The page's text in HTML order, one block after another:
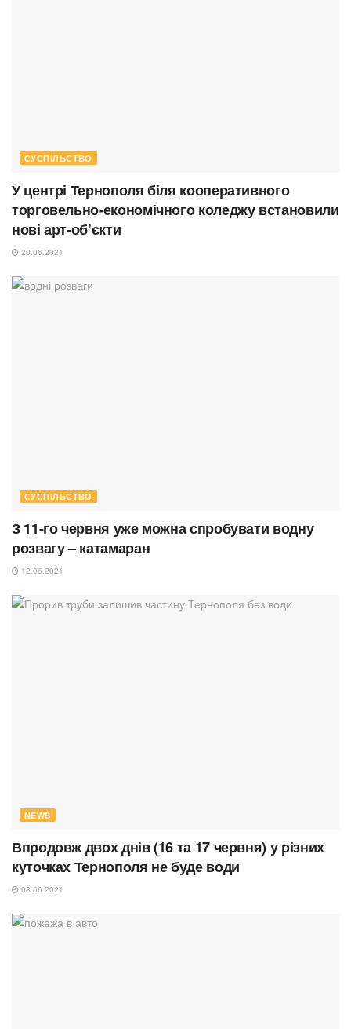
СУСПІЛЬСТВО
У центрі Тернополя біля кооперативного
торговельно-економічного коледжу встановили
нові арт-об’єкти
20.06.2021
СУСПІЛЬСТВО
З 11-го червня уже можна спробувати водну
розвагу – катамаран
12.06.2021
NEWS
Впродовж двох днів (16 та 17 червня) у різних
куточках Тернополя не буде води
08.06.2021